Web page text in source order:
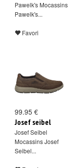
Pawelk's Mocassins
Pawelk's...
Favori
99.95 €
Josef seibel
Josef Seibel
Mocassins Josef
Seibel...